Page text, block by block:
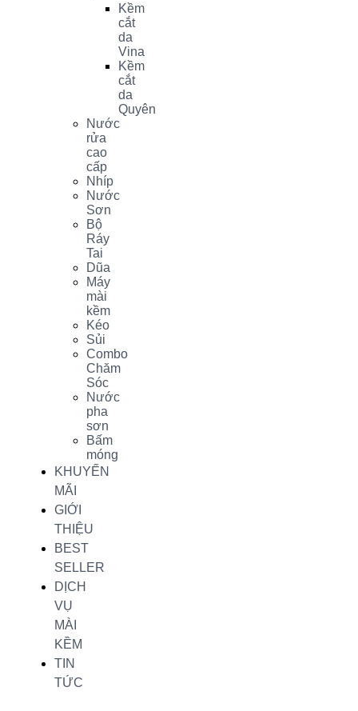
Kềm
cắt
da
Vina
Kềm
cắt
da
Quyên
Nước
rửa
cao
cấp
Nhíp
Nước
Sơn
Bộ
Ráy
Tai
Dũa
Máy
mài
kềm
Kéo
Sủi
Combo
Chăm
Sóc
Nước
pha
sơn
Bấm
móng
KHUYẾN
MÃI
GIỚI
THIỆU
BEST
SELLER
DỊCH
VỤ
MÀI
KỀM
TIN
TỨC